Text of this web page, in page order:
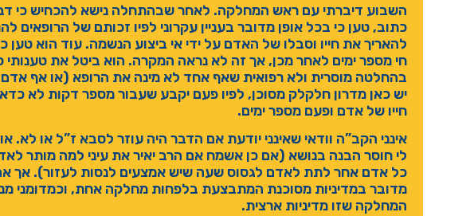
השבוע דיברתי עם ראש המחלקה. לאחר שבהתחלה נישא להכחיש כי
כתוב, טען כי בכל אופן מדובר בעניין עקרוני לפיו זכותם של הרופאים
להאריך את חייו וסבלו של האדם על ידי אי ביצוע הנשמה. עוד הוא טען
חי מספר ימים לאחר מכן, אך זה לא נראה המקרה. הוא ביטל את טענותי
בהחלטה מוסרית ולא רפואית שאף אחד לא מינה את הרופא (או אף
יש כאן מדרון חלקלק מסוכן, לפיו פעם יקבע שעבור מספר דקות לא
חייו של אדם ופעם מספר ימים.
אינני הקב”ה וודאי שאינני יודעת אם הדבר היה עוזר לסבא ז”ל או לא.
לי חוסר הבנה בנושא (אם כן אשמח אם הרב יאיר את עיני למה מותר
כל אדם אחר לתת לאדם לגסוס שעה שיש אמצעים לנסות לעזור). אך אם
מדובר במדיניות מסוכנת המתבצעת בלפחות מחלקה אחת, וכמדומני
המחלקה שזו מדיניות ארצית.